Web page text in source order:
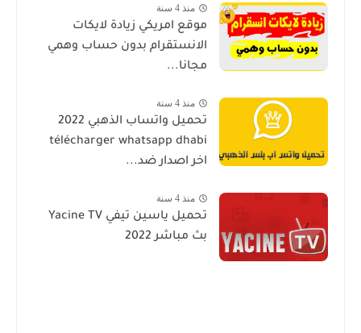
منذ 4 سنة
موقع امريكي زيادة لايكات
الانستقرام بدون حساب وهمي
مجانا...
منذ 4 سنة
تحميل واتساب الذهبي 2022
télécharger whatsapp dhabi
اخر اصدار ضد...
منذ 4 سنة
تحميل ياسين تيفي Yacine TV
بث مباشر 2022